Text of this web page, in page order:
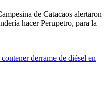
de Catacaos alertaron
hacer Perupetro, para la